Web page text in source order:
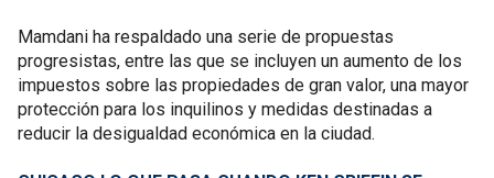
Mamdani ha respaldado una serie de propuestas
progresistas, entre las que se incluyen un aumento de los
impuestos sobre las propiedades de gran valor, una mayor
protección para los inquilinos y medidas destinadas a
reducir la desigualdad económica en la ciudad.